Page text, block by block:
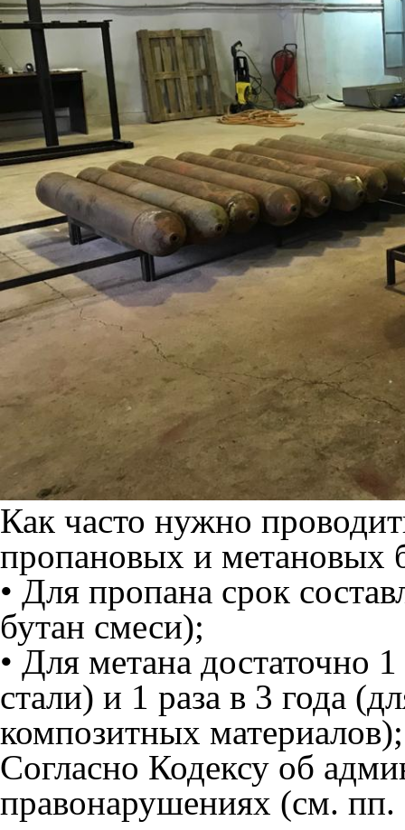
Как часто нужно
пропановых и метановых
• Для пропана срок
бутан смеси);
• Для метана достаточно
стали) и 1 раза в 3 года
композитных материалов);
Согласно Кодексу об
правонарушениях (см. пп.